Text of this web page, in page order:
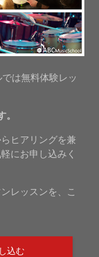
は無料体験レッ
ヒアリングを兼
にお申し込みく
レッスンを、こ
込む